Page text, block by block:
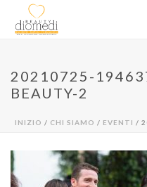
20210725-
BEAUTY-2
INIZIO / CHI SIAMO / EVENTI /